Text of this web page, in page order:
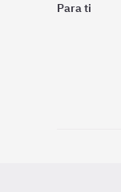
Para ti